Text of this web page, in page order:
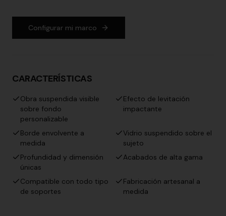
Configurar mi marco
CARACTERÍSTICAS
Obra suspendida visible
sobre fondo
personalizable
Efecto de levitación
impactante
Borde envolvente a
medida
Vidrio suspendido sobre el
sujeto
Profundidad y dimensión
únicas
Acabados de alta gama
Compatible con todo tipo
de soportes
Fabricación artesanal a
medida